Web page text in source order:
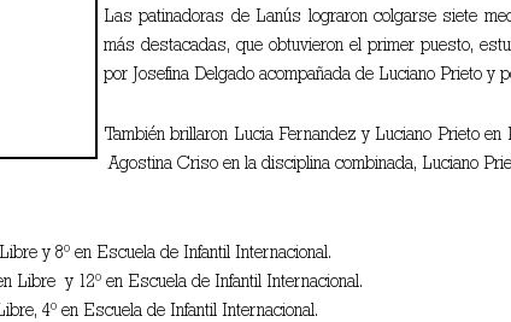
Las patinadoras de Lanús lograron colgarse siete
más destacadas, que obtuvieron el primer puesto,
por Josefina Delgado acompañada de Luciano Prieto
También brillaron Lucia Fernandez y Luciano Prieto
Agostina Criso en la disciplina combinada, Luciano
y 8º en Escuela de Infantil Internacional.
Libre y 12º en Escuela de Infantil Internacional.
4º en Escuela de Infantil Internacional.